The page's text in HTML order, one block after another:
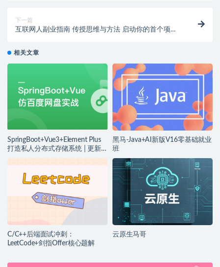
下一篇
互联网人副业指南 传授思维与方法 启动你的首个项目 |
相关文章
SpringBoot+Vue3+Element Plus
打造私人分布式存储系统 | 更新
完结
黑马-Java+AI新版V16零基础就业
班
C/C++后端面试冲刺：
LeetCode+剑指Offer核心题解
云原生马哥